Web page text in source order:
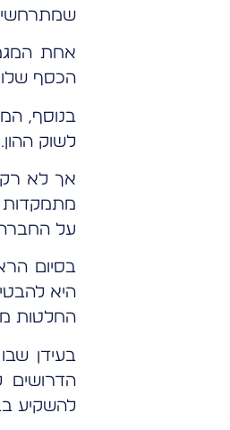
אחת
הכסף שלו
בנוסף,
לשוק
אך לא רק
מתמקדות
על
בסיום
היא
החלטות
בעידן
הדרושים
להשקיע